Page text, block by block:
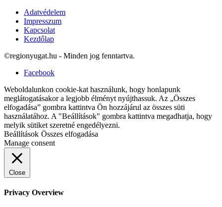
Adatvédelem
Impresszum
Kapcsolat
Kezdőlap
©regionyugat.hu - Minden jog fenntartva.
Facebook
Weboldalunkon cookie-kat használunk, hogy honlapunk
meglátogatásakor a legjobb élményt nyújthassuk. Az „Összes
elfogadása” gombra kattintva Ön hozzájárul az összes süti
használatához. A "Beállítások" gombra kattintva megadhatja, hogy
melyik sütiket szeretné engedélyezni.
Beállítások Összes elfogadása
Manage consent
Close
Privacy Overview